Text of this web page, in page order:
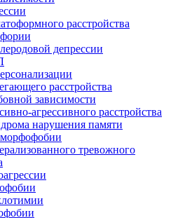
расстройства
депрессии
расстройства
зависимости
агрессивного расстройства
нарушения памяти
тревожного